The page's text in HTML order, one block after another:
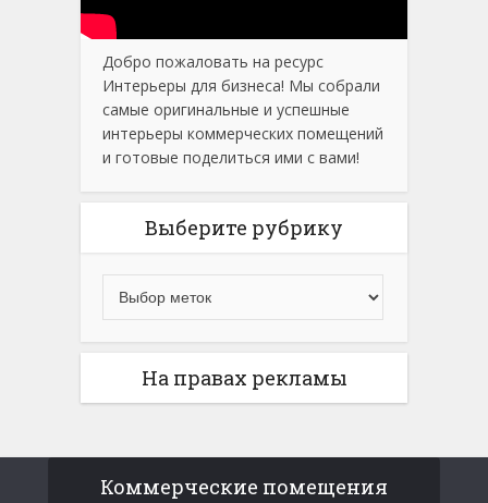
Добро пожаловать на ресурс
Интерьеры для бизнеса! Мы собрали
самые оригинальные и успешные
интерьеры коммерческих помещений
и готовые поделиться ими с вами!
Выберите рубрику
На правах рекламы
Коммерческие помещения